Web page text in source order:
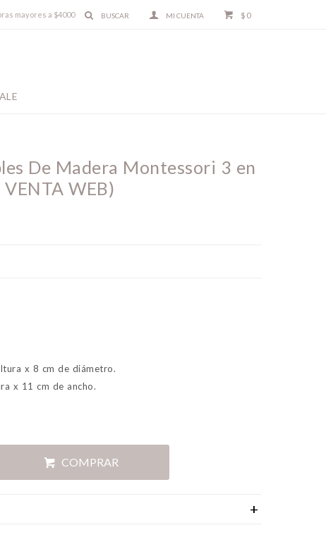
$ 0
mayores a $4000
De Madera Montessori 3 en
WEB)
x 8 cm de diámetro.
x 11 cm de ancho.
COMPRAR